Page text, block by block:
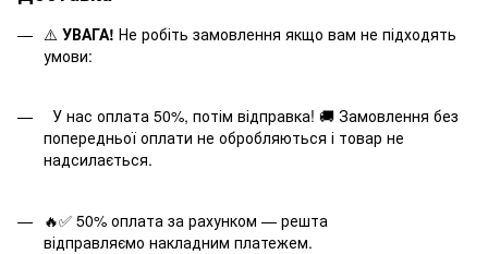
⚠️ УВАГА! Не робіть замовлення якщо вам не підходять
умови:
У нас оплата 50%, потім відправка! 🚚 Замовлення без
попередньої оплати не обробляються і товар не
надсилається.
🔥✅ 50% оплата за рахунком — решта
відправляємо накладним платежем.